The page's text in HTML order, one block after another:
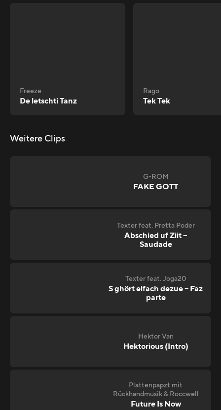
Freeze
De letschti Tanz
Rago
Tek Tek
Weitere Clips
G-ROM
FAKE GOTT
Texter feat. Pretta Poder
Abschied uf Ziit –
Saudade
Texter feat. Joga20
S ghört eifach dezue – Faz
parte
Hektor Van
Hektorious (Intro)
Plattenpapzt mit
Rückhandmusik & Roccwell
Future Is Now